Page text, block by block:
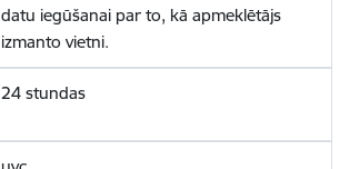
datu iegūšanai par to, kā apmeklētājs
izmanto vietni.
24 stundas